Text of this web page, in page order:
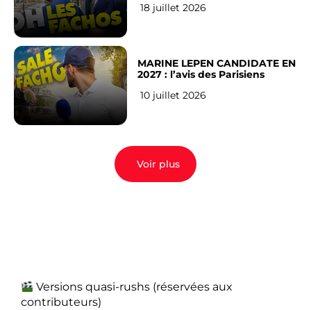
18 juillet 2026
MARINE LEPEN CANDIDATE EN
2027 : l’avis des Parisiens
10 juillet 2026
Voir plus
Versions quasi-rushs (réservées aux
contributeurs)